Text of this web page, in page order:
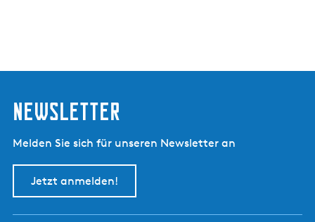
Newsletter
Melden Sie sich für unseren Newsletter an
Jetzt anmelden!